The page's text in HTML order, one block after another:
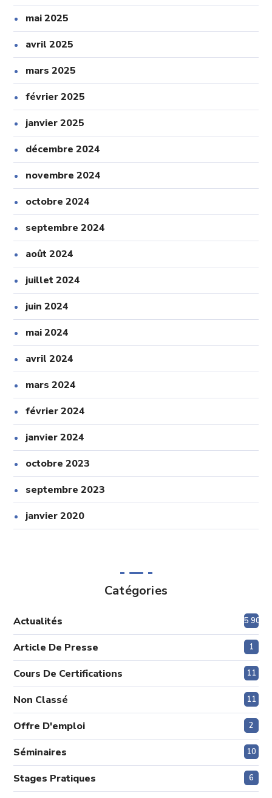
mai 2025
avril 2025
mars 2025
février 2025
janvier 2025
décembre 2024
novembre 2024
octobre 2024
septembre 2024
août 2024
juillet 2024
juin 2024
mai 2024
avril 2024
mars 2024
février 2024
janvier 2024
octobre 2023
septembre 2023
janvier 2020
Catégories
Actualités 5 908
Article De Presse 1
Cours De Certifications 11
Non Classé 11
Offre D'emploi 2
Séminaires 10
Stages Pratiques 6